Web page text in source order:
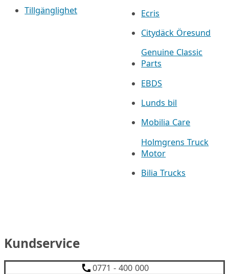
Tillgänglighet
Ecris
Citydäck Öresund
Genuine Classic
Parts
EBDS
Lunds bil
Mobilia Care
Holmgrens Truck
Motor
Bilia Trucks
Kundservice
0771 - 400 000